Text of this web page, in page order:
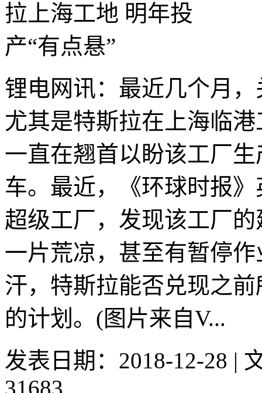
锂电网讯：最近几个月
尤其是特斯拉在上海临
一直在翘首以盼该工厂
车。最近，《环球时报
超级工厂，发现该工厂
一片荒凉，甚至有暂停
汗，特斯拉能否兑现之
的计划。(图片来自V...
发表日期：2018-12-28 |